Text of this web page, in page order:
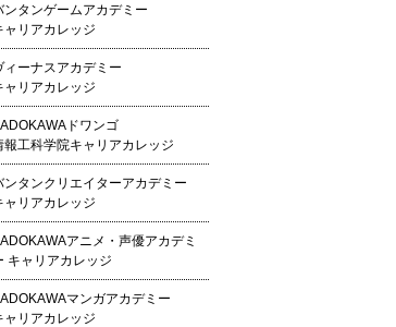
ンタンゲームアカデミー
ャリアカレッジ
ィーナスアカデミー
ャリアカレッジ
ドワンゴ
報工科学院キャリアカレッジ
ンタンクリエイターアカデミー
ャリアカレッジ
アニメ・声優アカデミ
キャリアカレッジ
マンガアカデミー
ャリアカレッジ